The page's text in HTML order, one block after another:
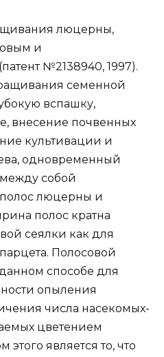
люцерны,
и
№2138940, 1997).
семенной
вспашку,
внесение почвенных
культивации и
одновременный
собой
люцерны и
полос кратна
сеялки как для
Полосовой
способе для
опыления
числа насекомых-
цветением
этого является то, что